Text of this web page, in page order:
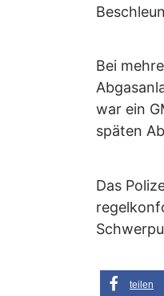
Bei
war ein
späten
Das
teilen